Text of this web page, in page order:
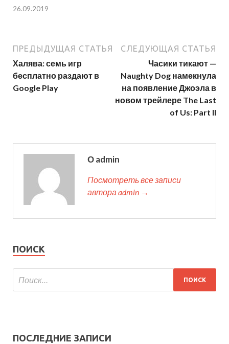
26.09.2019
ПРЕДЫДУЩАЯ СТАТЬЯ
Халява: семь игр
бесплатно раздают в
Google Play
СЛЕДУЮЩАЯ СТАТЬЯ
Часики тикают —
Naughty Dog намекнула
на появление Джоэла в
новом трейлере The Last
of Us: Part II
О admin
Посмотреть все записи
автора admin →
ПОИСК
ПОСЛЕДНИЕ ЗАПИСИ